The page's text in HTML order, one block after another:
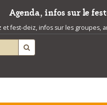
Agenda, infos sur le
fest-deiz, infos sur les groupes,